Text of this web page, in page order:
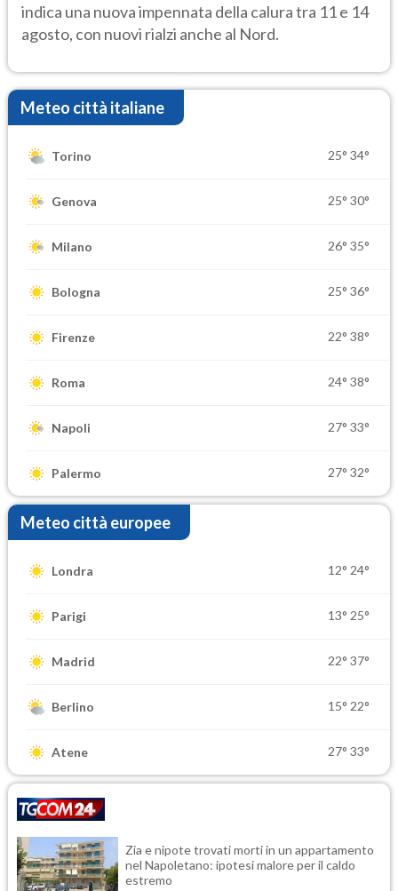
indica una nuova impennata della calura tra 11 e 14
agosto, con nuovi rialzi anche al Nord.
Meteo città italiane
Torino 25° 34°
Genova 25° 30°
Milano 26° 35°
Bologna 25° 36°
Firenze 22° 38°
Roma 24° 38°
Napoli 27° 33°
Palermo 27° 32°
Meteo città europee
Londra 12° 24°
Parigi 13° 25°
Madrid 22° 37°
Berlino 15° 22°
Atene 27° 33°
Zia e nipote trovati morti in un appartamento
nel Napoletano: ipotesi malore per il caldo
estremo